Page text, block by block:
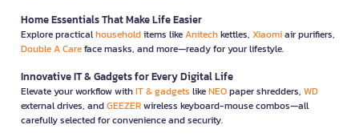
Home Essentials That Make Life Easier
Explore practicalhouseholditems likeAnitechkettles, Xiaomiair purifiers,
Double A Careface masks, and more—ready for your lifestyle.
Innovative IT & Gadgets for Every Digital Life
Elevate your workflow withIT & gadgets likeNEOpaper shredders, WD
external drives, andGEEZERwireless keyboard-mouse combos—all
carefully selected for convenience and security.